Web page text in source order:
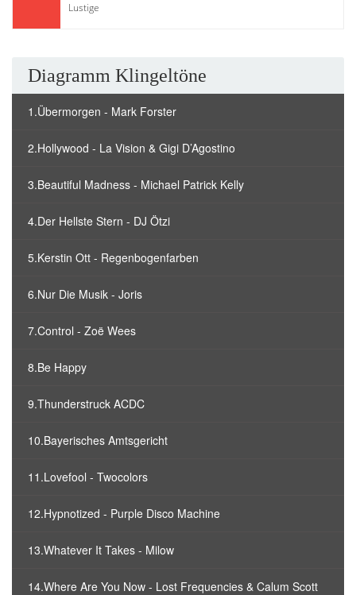
Lustige
Diagramm Klingeltöne
1.Übermorgen - Mark Forster
2.Hollywood - La Vision & Gigi D’Agostino
3.Beautiful Madness - Michael Patrick Kelly
4.Der Hellste Stern - DJ Ötzi
5.Kerstin Ott - Regenbogenfarben
6.Nur Die Musik - Joris
7.Control - Zoë Wees
8.Be Happy
9.Thunderstruck ACDC
10.Bayerisches Amtsgericht
11.Lovefool - Twocolors
12.Hypnotized - Purple Disco Machine
13.Whatever It Takes - Milow
14.Where Are You Now - Lost Frequencies & Calum Scott